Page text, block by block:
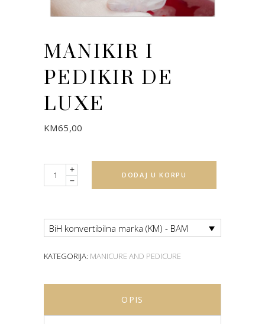
MANIKIR I
PEDIKIR DE
LUXE
KM65,00
Quantity DODAJ U KORPU
BiH konvertibilna marka (KM) - BAM
KATEGORIJA: MANICURE AND PEDICURE
OPIS